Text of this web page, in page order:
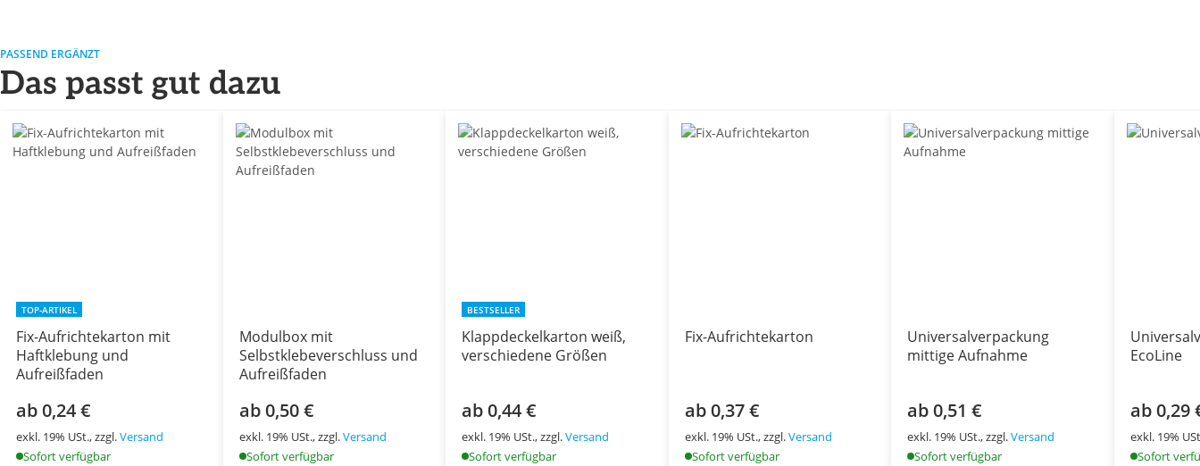
PASSEND ERGÄNZT
Das passt gut dazu
TOP-ARTIKEL
Fix-Aufrichtekarton mit
Haftklebung und
Aufreißfaden
ab 0,24 €
exkl. 19% USt., zzgl.Versand
Sofort verfügbar
Modulbox mit
Selbstklebeverschluss und
Aufreißfaden
ab 0,50 €
exkl. 19% USt., zzgl.Versand
Sofort verfügbar
BESTSELLER
Klappdeckelkarton weiß,
verschiedene Größen
ab 0,44 €
exkl. 19% USt., zzgl.Versand
Sofort verfügbar
Fix-Aufrichtekarton
ab 0,37 €
exkl. 19% USt., zzgl.Versand
Sofort verfügbar
Universalverpackung
mittige Aufnahme
ab 0,51 €
exkl. 19% USt., zzgl.Versand
Sofort verfügbar
EcoLine
ab 0,29
exkl. 19%
Sofort